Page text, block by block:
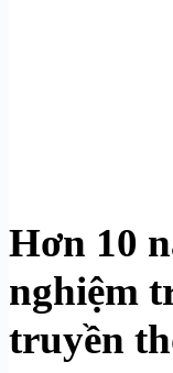
Hơn 10
nghiệm
truyền